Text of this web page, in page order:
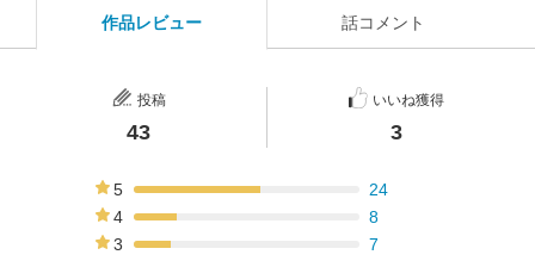
作品レビュー 話コメント
投稿
43
いいね獲得
3
5
24
4
8
3
7